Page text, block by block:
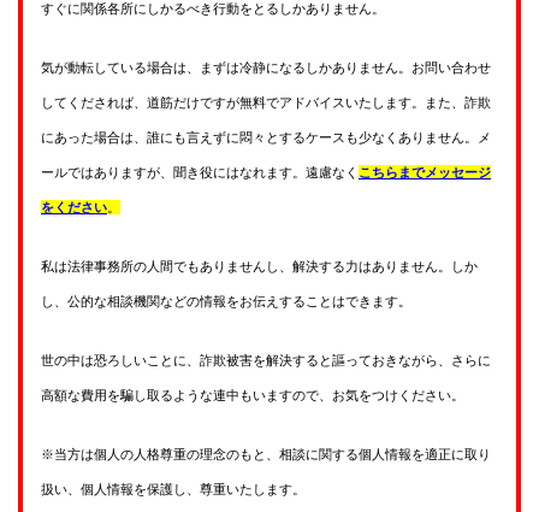
すぐに関係各所にしかるべき行動をとるしかありません。
気が動転している場合は、まずは冷静になるしかありません。お問い合わせ
してくだされば、道筋だけですが無料でアドバイスいたします。また、詐欺
にあった場合は、誰にも言えずに悶々とするケースも少なくありません。メ
ールではありますが、聞き役にはなれます。遠慮なく こちらまでメッセージ
をください。
私は法律事務所の人間でもありませんし、解決する力はありません。しか
し、公的な相談機関などの情報をお伝えすることはできます。
世の中は恐ろしいことに、詐欺被害を解決すると謳っておきながら、さらに
高額な費用を騙し取るような連中もいますので、お気をつけください。
※当方は個人の人格尊重の理念のもと、相談に関する個人情報を適正に取り
扱い、個人情報を保護し、尊重いたします。